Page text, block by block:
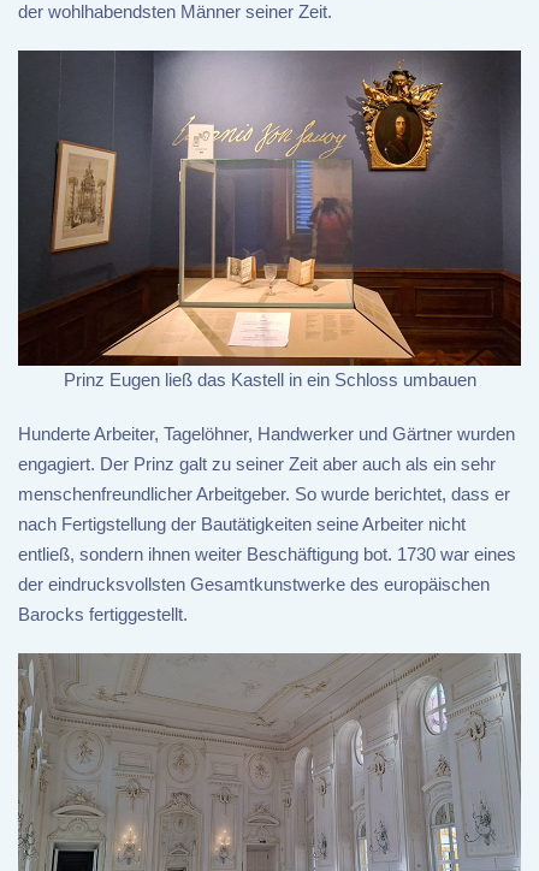
der wohlhabendsten Männer seiner Zeit.
Prinz Eugen ließ das Kastell in ein Schloss umbauen
Hunderte Arbeiter, Tagelöhner, Handwerker und Gärtner wurden
engagiert. Der Prinz galt zu seiner Zeit aber auch als ein sehr
menschenfreundlicher Arbeitgeber. So wurde berichtet, dass er
nach Fertigstellung der Bautätigkeiten seine Arbeiter nicht
entließ, sondern ihnen weiter Beschäftigung bot. 1730 war eines
der eindrucksvollsten Gesamtkunstwerke des europäischen
Barocks fertiggestellt.